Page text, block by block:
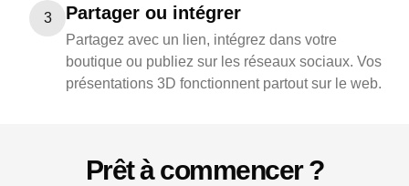
3 Partager ou intégrer
Partagez avec un lien, intégrez dans votre
boutique ou publiez sur les réseaux sociaux. Vos
présentations 3D fonctionnent partout sur le web.
Prêt à commencer ?